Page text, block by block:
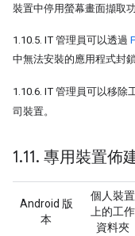
裝置中停用螢幕畫面擷取功
1.10.5. IT 管理員可以透過
中無法安裝的應用程式封鎖
1.10.6. IT 管理員可以移
司裝置。
1.11. 專用裝置佈
Android 版
本
個人裝置
上的工作
資料夾